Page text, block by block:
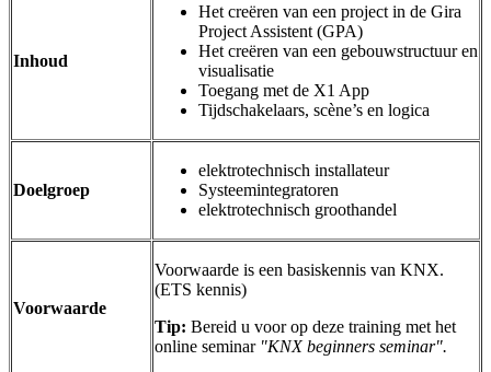
Inhoud
Het creëren van een project in de Gira
Project Assistent (GPA)
Het creëren van een gebouwstructuur en
visualisatie
Toegang met de X1 App
Tijdschakelaars, scène’s en logica
Doelgroep
elektrotechnisch installateur
Systeemintegratoren
elektrotechnisch groothandel
Voorwaarde
Voorwaarde is een basiskennis van KNX.
(ETS kennis)
Tip: Bereid u voor op deze training met het
online seminar "KNX beginners seminar".